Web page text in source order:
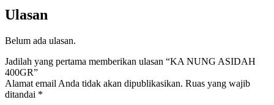
Ulasan
Belum ada ulasan.
Jadilah yang pertama memberikan ulasan “KA NUNG ASIDAH
400GR”
Alamat email Anda tidak akan dipublikasikan. Ruas yang wajib
ditandai *